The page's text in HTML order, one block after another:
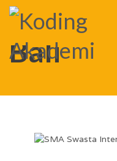
HOME BALI
Bali